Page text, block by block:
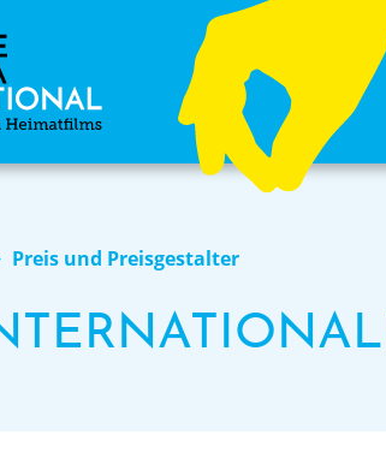
Preis und Preisgestalter